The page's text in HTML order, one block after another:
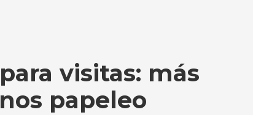
visitas: más
papeleo